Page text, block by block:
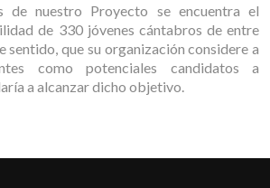
de nuestro Proyecto se encuentra el
de 330 jóvenes cántabros de entre
sentido, que su organización considere a
como potenciales candidatos a
a alcanzar dicho objetivo.